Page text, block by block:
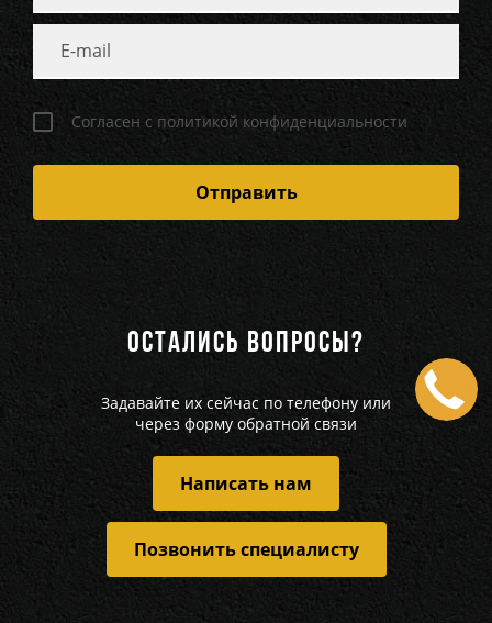
Согласен с политикой конфиденциальности
ОСТАЛИСЬ ВОПРОСЫ?
Задавайте их сейчас по телефону или
через форму обратной связи
Написать нам
Позвонить специалисту